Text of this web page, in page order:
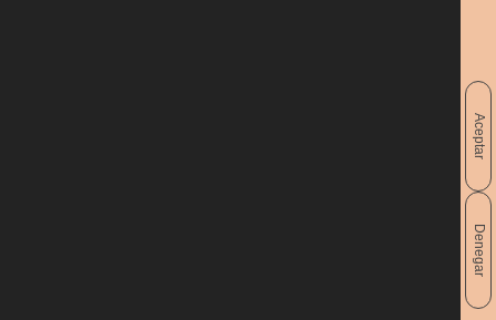
Aceptar
Denegar